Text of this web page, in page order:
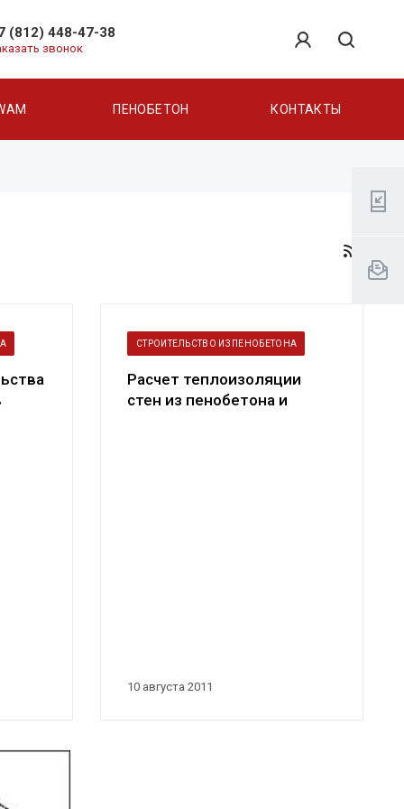
(812) 448-47-38
звонок
ПЕНОБЕТОН КОНТАКТЫ
10 августа 2011
СТРОИТЕЛЬСТВО ИЗ ПЕНОБЕТОНА
Расчет теплоизоляции
стен из пенобетона и